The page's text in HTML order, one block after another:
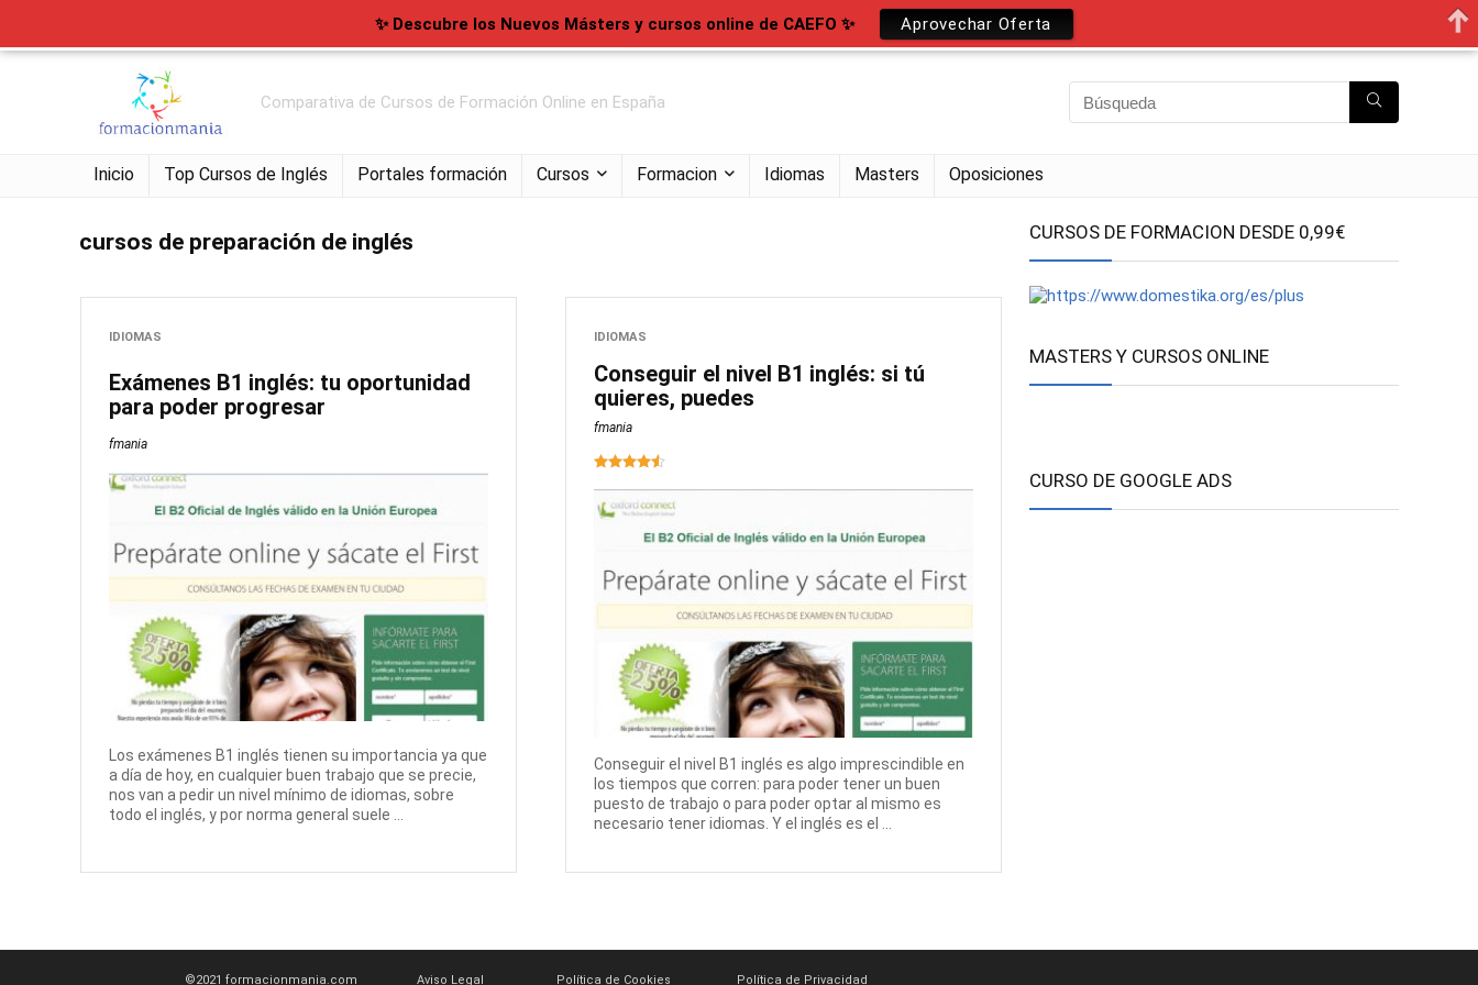
Comparativa de Cursos de Formación Online en España
Inicio Top Cursos de Inglés Portales formación Cursos Formacion Idiomas Masters Oposiciones
cursos de preparación de inglés
IDIOMAS
Exámenes B1 inglés: tu oportunidad
para poder progresar
fmania
Los exámenes B1 inglés tienen su importancia ya que
a día de hoy, en cualquier buen trabajo que se precie,
nos van a pedir un nivel mínimo de idiomas, sobre
todo el inglés, y por norma general suele ...
IDIOMAS
Conseguir el nivel B1 inglés: si tú
quieres, puedes
fmania
Conseguir el nivel B1 inglés es algo imprescindible en
los tiempos que corren: para poder tener un buen
puesto de trabajo o para poder optar al mismo es
necesario tener idiomas. Y el inglés es el ...
CURSOS DE FORMACION DESDE 0,99€
MASTERS Y CURSOS ONLINE
CURSO DE GOOGLE ADS
©2021 formacionmania.com Aviso Legal Política de Cookies Política de Privacidad
✨ Descubre los Nuevos Másters y cursos online de CAEFO ✨ Aprovechar Oferta